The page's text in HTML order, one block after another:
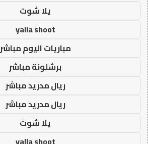
يلا شوت
yalla shoot
مباريات اليوم مباشر
برشلونة مباشر
ريال مدريد مباشر
ريال مدريد مباشر
يلا شوت